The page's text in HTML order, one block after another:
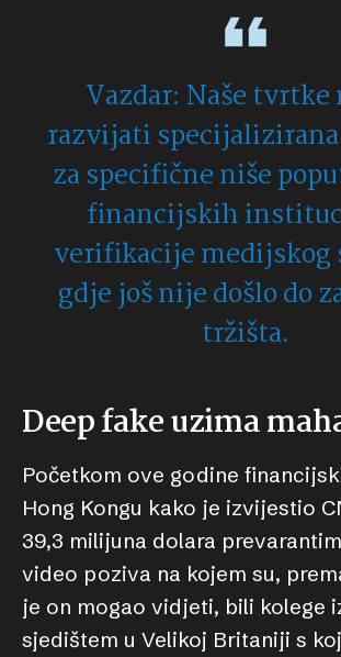
Vazdar: Naše tvrtke
razvijati
za specifične niše
financijskih
verifikacije medijskog
gdje još nije došlo do
tržišta.
Deep fake uzima
Početkom ove godine
Hong Kongu kako je izvijestio
39,3 milijuna dolara
video poziva na kojem su,
je on mogao vidjeti, bili kolege
sjedištem u Velikoj Britaniji s